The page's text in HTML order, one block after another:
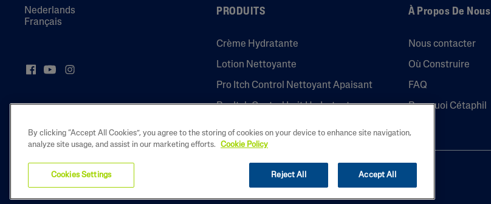
Nederlands
Français
PRODUITS
Crème Hydratante
Lotion Nettoyante
Pro Itch Control Nettoyant Apaisant
Pro Itch Control Lait Hydratant
À Propos De Nous
Nous contacter
Où Construire
FAQ
Pourquoi Cétaphil
2022 Galderma Belgium B.V.
By clicking “Accept All Cookies”, you agree to the storing of cookies on your device to enhance site navigation,
analyze site usage, and assist in our marketing efforts.
Cookie Policy
Cookies Settings Reject All Accept All